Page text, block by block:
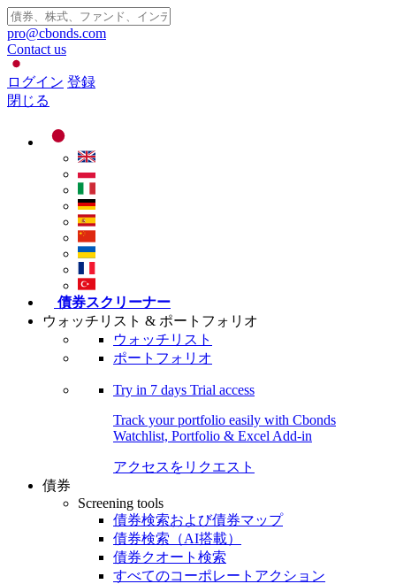
pro@cbonds.com
Contact us
ログイン 登録
閉じる
債券スクリーナー
ウォッチリスト & ポートフォリオ
ウォッチリスト
ポートフォリオ
Try in 7 days Trial access
Track your portfolio easily with Cbonds
Watchlist, Portfolio & Excel Add-in
アクセスをリクエスト
債券
Screening tools
債券検索および債券マップ
債券検索（AI搭載）
債券クオート検索
すべてのコーポレートアクション